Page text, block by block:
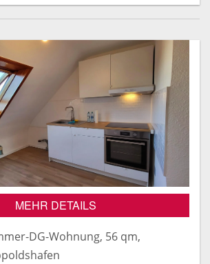
MEHR DETAILS
DG-Wohnung, 56 qm,